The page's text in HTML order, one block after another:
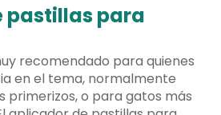
pastillas para
recomendado para quienes
en el tema, normalmente
primerizos, o para gatos más